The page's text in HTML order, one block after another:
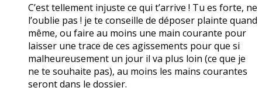
C’est tellement injuste ce qui t’arrive ! Tu es forte, ne
l’oublie pas ! je te conseille de déposer plainte quand
même, ou faire au moins une main courante pour
laisser une trace de ces agissements pour que si
malheureusement un jour il va plus loin (ce que je
ne te souhaite pas), au moins les mains courantes
seront dans le dossier.